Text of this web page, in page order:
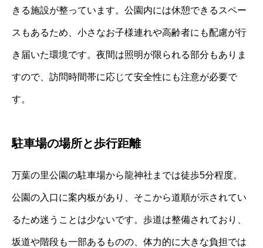
きる施設が整っています。公園内には休憩できるスペー
スもあるため、小さなお子様連れや高齢者にも配慮が行
き届いた環境です。夜間は照明が限られる部分もありま
すので、訪問時間帯に応じて安全性にも注意が必要で
す。
駐車場の場所と歩行距離
万葉の里公園の駐車場から龍神社までは徒歩5分程度。
公園の入口に案内板があり、そこから道順が示されてい
るため迷うことは少ないです。歩道は整備されており、
坂道や階段も一部あるものの、体力的に大きな負担では